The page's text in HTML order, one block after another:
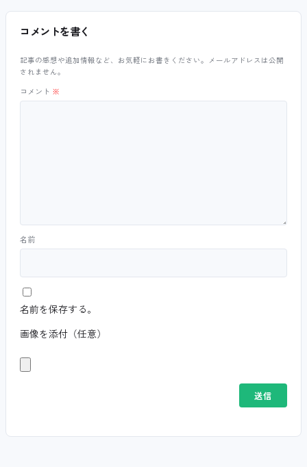
コメントを書く
記事の感想や追加情報など、お気軽にお書きください。メールアドレスは公開
されません。
コメント ※
名前
名前を保存する。
画像を添付（任意）